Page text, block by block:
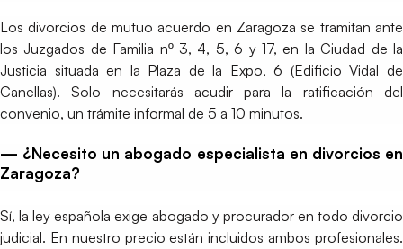
Los divorcios de mutuo acuerdo en Zaragoza se tramitan ante
los Juzgados de Familia nº 3, 4, 5, 6 y 17, en la Ciudad de la
Justicia situada en la Plaza de la Expo, 6 (Edificio Vidal de
Canellas). Solo necesitarás acudir para la ratificación del
convenio, un trámite informal de 5 a 10 minutos.
— ¿Necesito un abogado especialista en divorcios en
Zaragoza?
Sí, la ley española exige abogado y procurador en todo divorcio
judicial. En nuestro precio están incluidos ambos profesionales.